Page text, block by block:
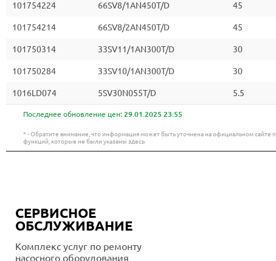
101754224 66SV8/1AN450T/D 45
101754214 66SV8/2AN450T/D 45
101750314 33SV11/1AN300T/D 30
101750284 33SV10/1AN300T/D 30
1016LD074 5SV30N055T/D 5.5
Последнее обновление цен: 29.01.2025 23:55
* - Обратите внимание, что информация может быть уточнена на официальном
функций, которые не были указаны здесь
СЕРВИСНОЕ
ОБСЛУЖИВАНИЕ
Комплекс услуг по ремонту
насосного оборудования